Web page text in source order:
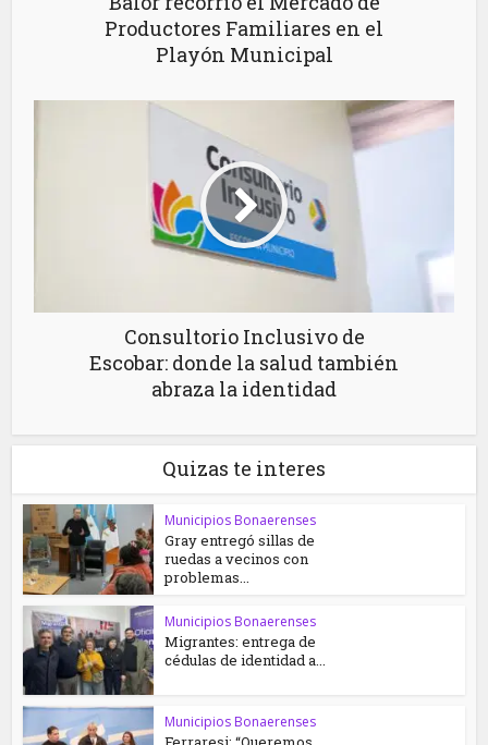
Productores Familiares en el
Playón Municipal
Consultorio Inclusivo de
Escobar: donde la salud también
abraza la identidad
Quizas te interes
Municipios Bonaerenses
Gray entregó sillas de
ruedas a vecinos con
problemas...
Municipios Bonaerenses
Migrantes: entrega de
cédulas de identidad a...
Municipios Bonaerenses